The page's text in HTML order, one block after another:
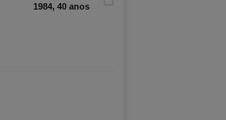
1984, 40 anos